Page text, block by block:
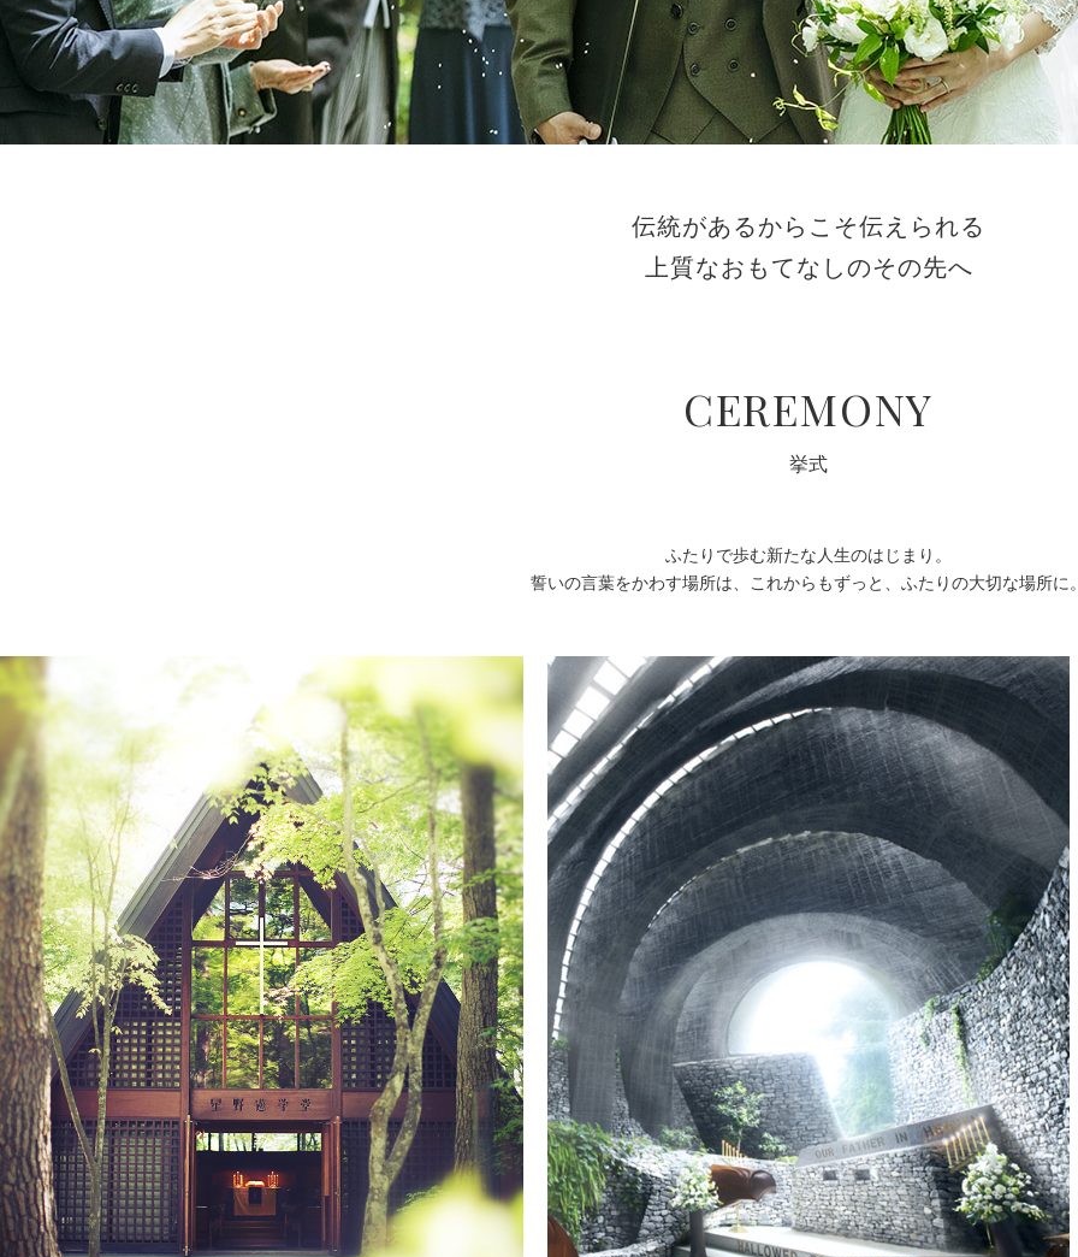
伝統があるからこそ伝えられる
上質なおもてなしのその先へ
CEREMONY
挙式
ふたりで歩む新たな人生のはじまり。
誓いの言葉をかわす場所は、 これからもずっと、ふたりの大切な場所に